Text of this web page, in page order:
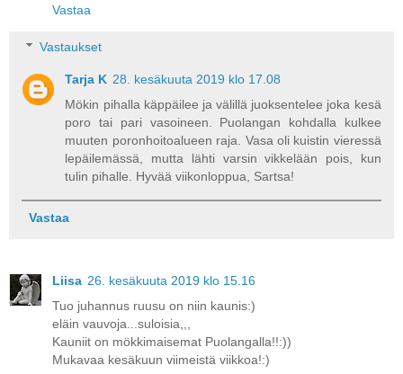
Vastaa
Vastaukset
Tarja K 28. kesäkuuta 2019 klo 17.08
Mökin pihalla käppäilee ja välillä juoksentelee joka kesä
poro tai pari vasoineen. Puolangan kohdalla kulkee
muuten poronhoitoalueen raja. Vasa oli kuistin vieressä
lepäilemässä, mutta lähti varsin vikkelään pois, kun
tulin pihalle. Hyvää viikonloppua, Sartsa!
Vastaa
Liisa 26. kesäkuuta 2019 klo 15.16
Tuo juhannus ruusu on niin kaunis:)
eläin vauvoja...suloisia,,,
Kauniit on mökkimaisemat Puolangalla!!:))
Mukavaa kesäkuun viimeistä viikkoa!:)